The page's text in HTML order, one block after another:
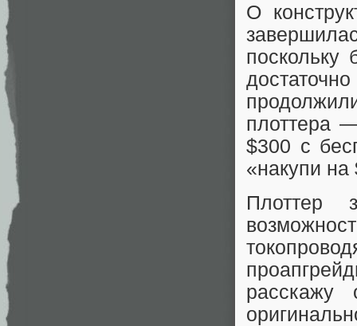
О
поскольку
плоттера
$300 с
«накупи на
Плоттер
расскажу